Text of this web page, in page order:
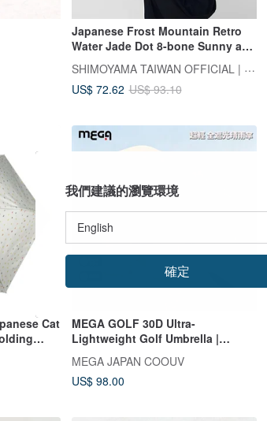
Japanese Frost Mountain Retro
Water Jade Dot 8-bone Sunny and
Rainy Dual-purpose Bamboo
Handle Long Umbrella
SHIMOYAMA TAIWAN OFFICIAL | ตัวแทนจำหน่ายอย่างเป็นทางการในไต้หวัน
US$ 72.62 US$ 93.10
Cat
MEGA GOLF 30D Ultra-
Lightweight Golf Umbrella |
Light Blocking, Noticeably Cooler
MEGA JAPAN COOUV
US$ 98.00
我們建議的瀏覽環境
確定